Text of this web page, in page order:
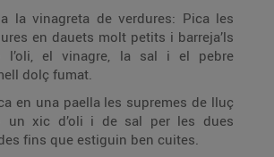
la vinagreta de verdures: Pica les
en dauets molt petits i barreja’ls
l’oli, el vinagre, la sal i el pebre
dolç fumat.
en una paella les supremes de lluç
un xic d’oli i de sal per les dues
fins que estiguin ben cuites.